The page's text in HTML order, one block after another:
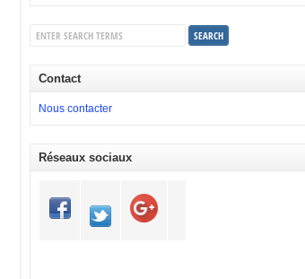
Contact
Nous contacter
Réseaux sociaux